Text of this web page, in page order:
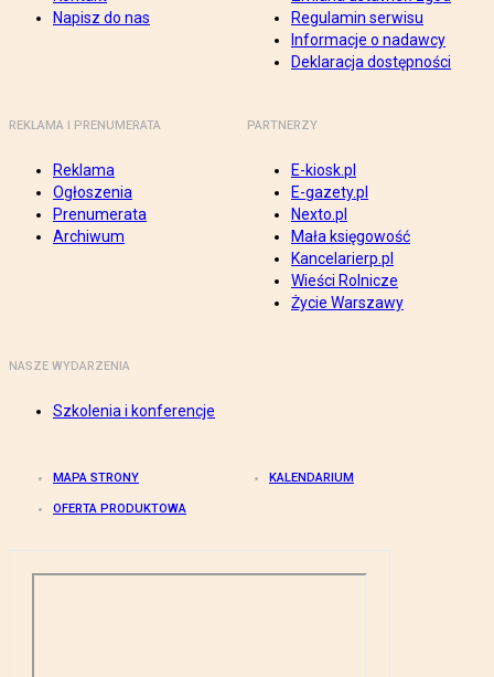
Napisz do nas
Regulamin serwisu
Informacje o nadawcy
Deklaracja dostępności
REKLAMA I PRENUMERATA
Reklama
Ogłoszenia
Prenumerata
Archiwum
PARTNERZY
E-kiosk.pl
E-gazety.pl
Nexto.pl
Mała księgowość
Kancelarierp.pl
Wieści Rolnicze
Życie Warszawy
NASZE WYDARZENIA
Szkolenia i konferencje
MAPA STRONY KALENDARIUM
OFERTA PRODUKTOWA